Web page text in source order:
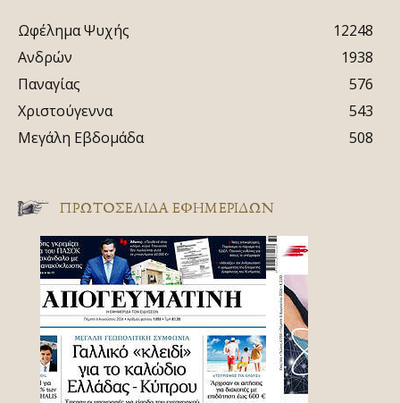
Ωφέλημα Ψυχής
12248
Ανδρών
1938
Παναγίας
576
Χριστούγεννα
543
Μεγάλη Εβδομάδα
508
ΠΡΩΤΟΣΈΛΙΔΑ ΕΦΗΜΕΡΊΔΩΝ